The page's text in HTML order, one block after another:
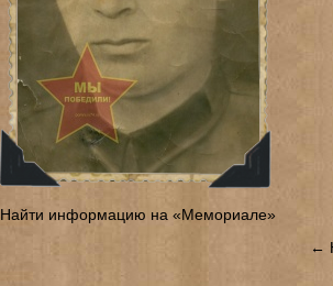
Найти информацию на «Мемориале»
←